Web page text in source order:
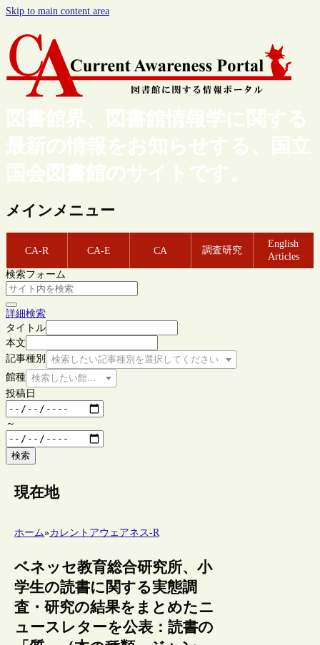
Skip to main content area
図書館界、図書館情報学に関する
最新の情報をお知らせする、国立
国会図書館のサイトです。
メインメニュー
CA-R CA-E CA 調査研究
English
Articles
検索フォーム
詳細検索
タイトル
本文
記事種別
検索したい記事種別を選択してください
館種 検索したい館種を選択してください
投稿日
～
検索
現在地
ホーム»カレントアウェアネス-R
ベネッセ教育総合研究所、小
学生の読書に関する実態調
査・研究の結果をまとめたニ
ュースレターを公表：読書の